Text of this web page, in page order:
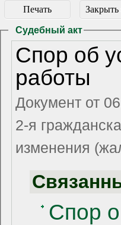
Печать Закрыть
Судебный акт
Спор об
работы
Документ от
2-я
изменения
Спор